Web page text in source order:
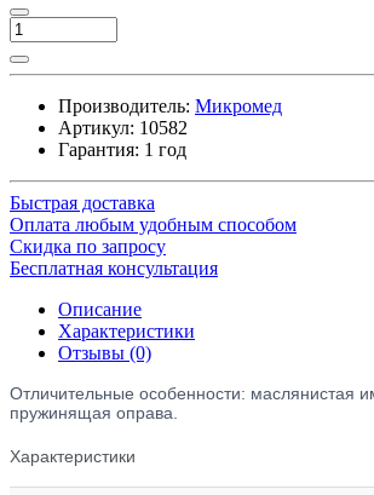
Производитель: Микромед
Артикул: 10582
Гарантия: 1 год
Быстрая доставка
Оплата любым удобным способом
Скидка по запросу
Бесплатная консультация
Описание
Характеристики
Отзывы (0)
Отличительные особенности: маслянистая
пружинящая оправа.
Характеристики